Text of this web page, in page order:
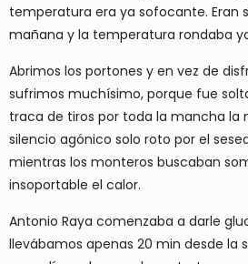
temperatura era ya sofocante. Eran
mañana y la temperatura rondaba
Abrimos los portones y en vez de
sufrimos muchísimo, porque fue
traca de tiros por toda la mancha la
silencio agónico solo roto por el
mientras los monteros buscaban
insoportable el calor.
Antonio Raya comenzaba a darle
llevábamos apenas 20 min desde la